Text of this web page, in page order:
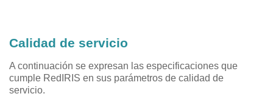
Calidad de servicio
A continuación se expresan las especificaciones que
cumple RedIRIS en sus parámetros de calidad de
servicio.